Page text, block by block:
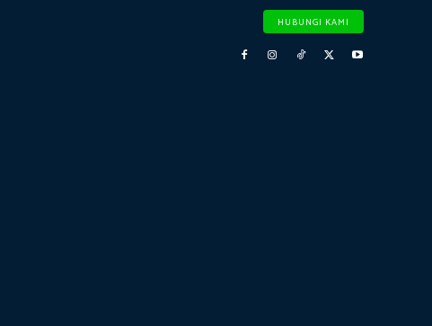
HUBUNGI KAMI